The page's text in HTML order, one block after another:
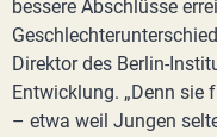
bessere Abschlüsse
Direktor des Berlin-
Entwicklung. „Denn sie
– etwa weil Jungen